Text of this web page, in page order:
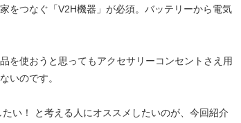
をつなぐ「V2H機器」が必須。バッテリーから電気
を使おうと思ってもアクセサリーコンセントさえ用
いのです。
い！ と考える人にオススメしたいのが、今回紹介